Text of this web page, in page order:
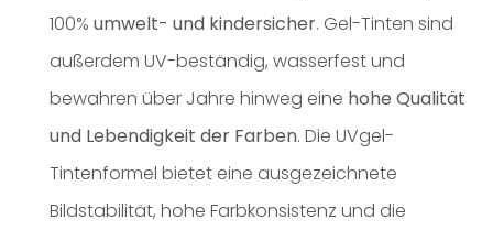
100% umwelt- und kindersicher. Gel-Tinten sind
außerdem UV-beständig, wasserfest und
bewahren über Jahre hinweg eine hohe Qualität
und Lebendigkeit der Farben. Die UVgel-
Tintenformel bietet eine ausgezeichnete
Bildstabilität, hohe Farbkonsistenz und die